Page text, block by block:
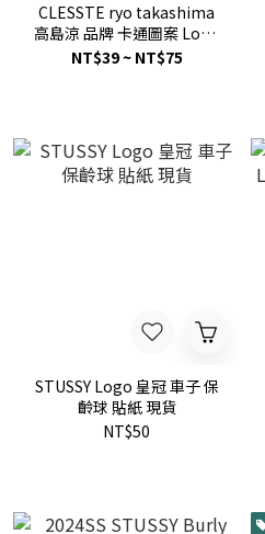
CLESSTE ryo takashima
高島涼 品牌 卡通圖案 Logo
雷射 3D 貼紙 現貨
NT$39 ~ NT$75
STUSSY Logo 皇冠 車子 保
齡球 貼紙 現貨
NT$50